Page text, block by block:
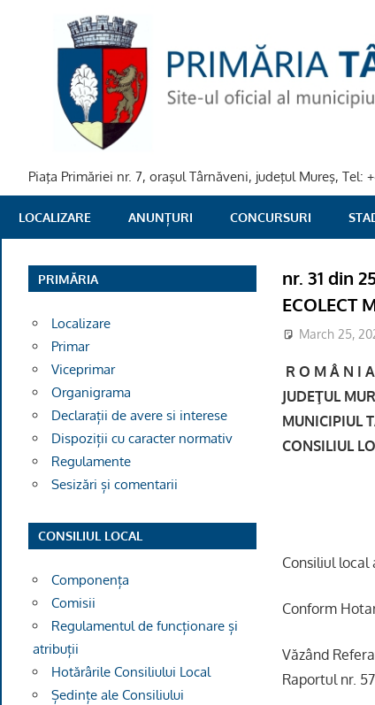
PRIMARIA
TARNAVENI
Piaţa Primăriei nr. 7, oraşul Târnăveni, judeţul Mureş,
LOCALIZARE ANUNȚURI CONCURSURI
nr. 31 din
ECOLECT
March 25,
R O M Â N I A
JUDEŢUL
MUNICIPIUL
CONSILIUL
Consiliul
Conform
Văzând
Raportul nr.
PRIMĂRIA
Localizare
Primar
Viceprimar
Organigrama
Declarații de avere si interese
Dispoziții cu caracter normativ
Regulamente
Sesizări și comentarii
CONSILIUL LOCAL
Componența
Comisii
Regulamentul de funcționare și
atribuții
Hotărârile Consiliului Local
Ședințe ale Consiliului